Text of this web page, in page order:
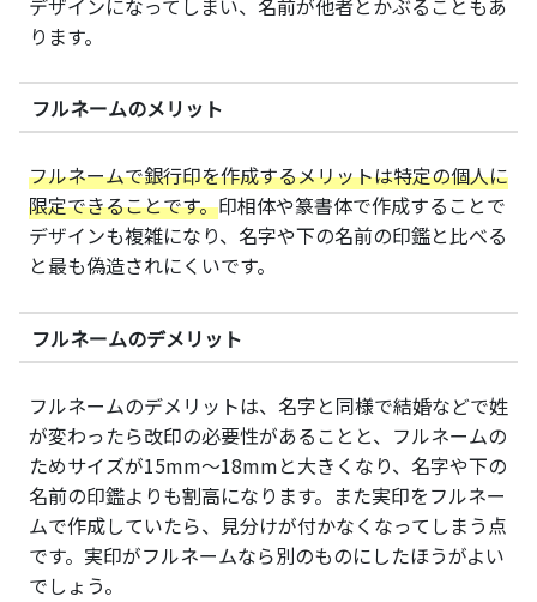
ります。
フルネームのメリット
フルネームで銀行印を作成するメリットは特定の個人に
限定できることです。印相体や篆書体で作成することで
デザインも複雑になり、名字や下の名前の印鑑と比べる
と最も偽造されにくいです。
フルネームのデメリット
フルネームのデメリットは、名字と同様で結婚などで姓
が変わったら改印の必要性があることと、フルネームの
ためサイズが15mm～18mmと大きくなり、名字や下の
名前の印鑑よりも割高になります。また実印をフルネー
ムで作成していたら、見分けが付かなくなってしまう点
です。実印がフルネームなら別のものにしたほうがよい
でしょう。